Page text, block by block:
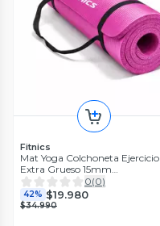
Fitnics
Mat Yoga Colchoneta Ejercicio
Extra Grueso 15mm
Bolso+Correa rosa azul
0(0)
42% $19.980
$34.990